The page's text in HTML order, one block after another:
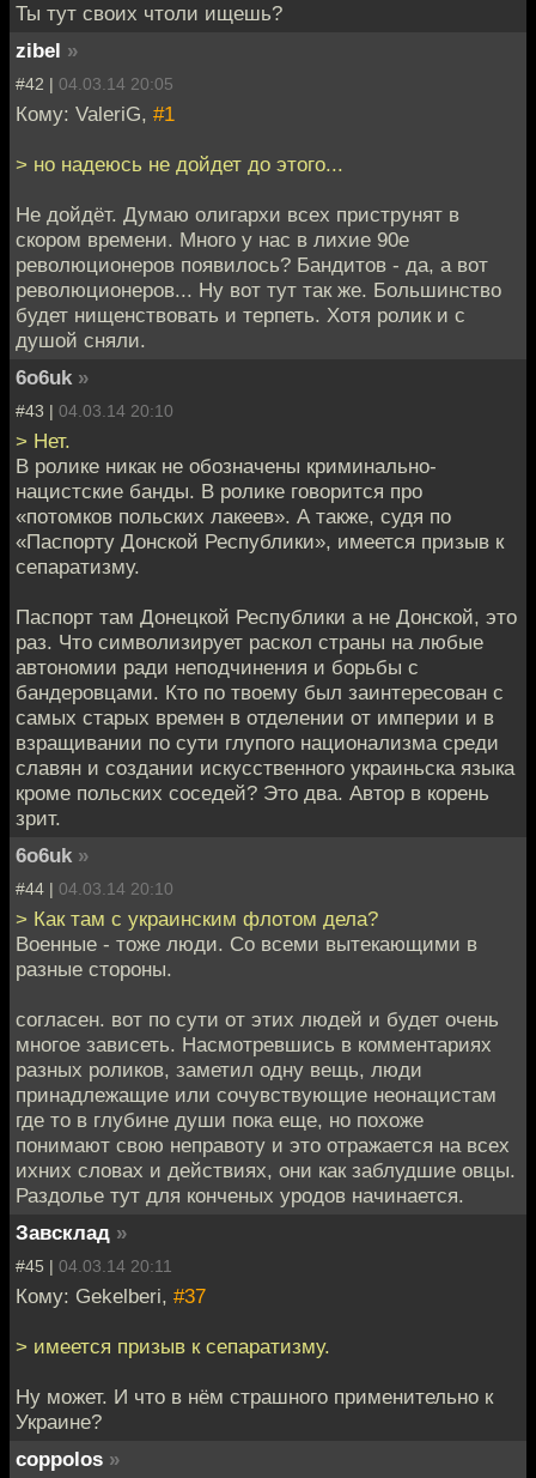
Ты тут своих чтоли ищешь?
zibel »
#42 | 04.03.14 20:05
Кому: ValeriG, #1
> но надеюсь не дойдет до этого...
Не дойдёт. Думаю олигархи всех приструнят в
скором времени. Много у нас в лихие 90е
революционеров появилось? Бандитов - да, а вот
революционеров... Ну вот тут так же. Большинство
будет нищенствовать и терпеть. Хотя ролик и с
душой сняли.
6o6uk »
#43 | 04.03.14 20:10
> Нет.
В ролике никак не обозначены криминально-
нацистские банды. В ролике говорится про
«потомков польских лакеев». А также, судя по
«Паспорту Донской Республики», имеется призыв к
сепаратизму.
Паспорт там Донецкой Республики а не Донской, это
раз. Что символизирует раскол страны на любые
автономии ради неподчинения и борьбы с
бандеровцами. Кто по твоему был заинтересован с
самых старых времен в отделении от империи и в
взращивании по сути глупого национализма среди
славян и создании искусственного украиньска языка
кроме польских соседей? Это два. Автор в корень
зрит.
6o6uk »
#44 | 04.03.14 20:10
> Как там с украинским флотом дела?
Военные - тоже люди. Со всеми вытекающими в
разные стороны.
согласен. вот по сути от этих людей и будет очень
многое зависеть. Насмотревшись в комментариях
разных роликов, заметил одну вещь, люди
принадлежащие или сочувствующие неонацистам
где то в глубине души пока еще, но похоже
понимают свою неправоту и это отражается на всех
ихних словах и действиях, они как заблудшие овцы.
Раздолье тут для конченых уродов начинается.
Завсклад »
#45 | 04.03.14 20:11
Кому: Gekelberi, #37
> имеется призыв к сепаратизму.
Hу может. И что в нём страшного применительно к
Украине?
coppolos »